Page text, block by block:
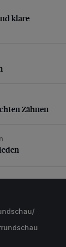
klare Ansage
klare
Zähnen
Zähnen